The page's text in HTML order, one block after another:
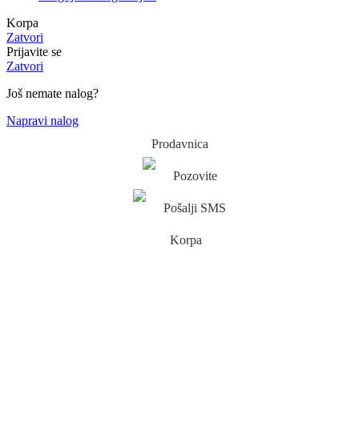
Korpa
Zatvori
Prijavite se
Zatvori
Još nemate nalog?
Napravi nalog
Prodavnica
Pozovite
Pošalji SMS
Korpa